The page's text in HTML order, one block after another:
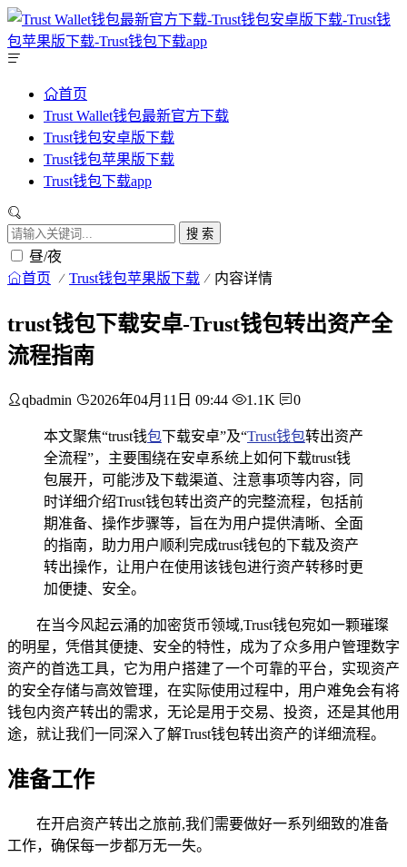
首页
Trust Wallet钱包最新官方下载
Trust钱包安卓版下载
Trust钱包苹果版下载
Trust钱包下载app
搜 索
昼/夜
首页 Trust钱包苹果版下载 内容详情
trust钱包下载安卓-Trust钱包转出资产全
流程指南
qbadmin 2026年04月11日 09:44 1.1K 0
本文聚焦“trust钱包下载安卓”及“Trust钱包转出资产
全流程”，主要围绕在安卓系统上如何下载trust钱
包展开，可能涉及下载渠道、注意事项等内容，同
时详细介绍Trust钱包转出资产的完整流程，包括前
期准备、操作步骤等，旨在为用户提供清晰、全面
的指南，助力用户顺利完成trust钱包的下载及资产
转出操作，让用户在使用该钱包进行资产转移时更
加便捷、安全。
在当今风起云涌的加密货币领域,Trust钱包宛如一颗璀璨
的明星，凭借其便捷、安全的特性，成为了众多用户管理数字
资产的首选工具，它为用户搭建了一个可靠的平台，实现资产
的安全存储与高效管理，在实际使用过程中，用户难免会有将
钱包内资产转出的需求，无论是用于交易、投资，还是其他用
途，就让我们一同深入了解Trust钱包转出资产的详细流程。
准备工作
在开启资产转出之旅前,我们需要做好一系列细致的准备
工作，确保每一步都万无一失。